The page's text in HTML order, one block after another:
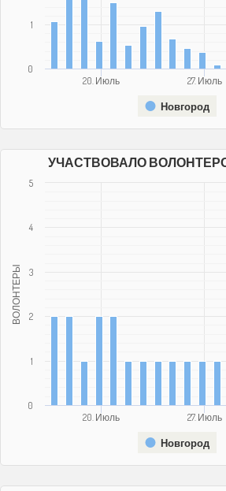
20. Июль 27. Июль
0
1
Новгород
ВОЛОНТЕРЫ
УЧАСТВОВАЛО
20. Июль 27. Июль
0
1
2
3
4
5
Новгород